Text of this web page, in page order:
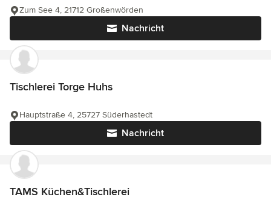
Nachricht
Zum See 4, 21712 Großenwörden
Tischlerei Torge Huhs
Nachricht
Hauptstraße 4, 25727 Süderhastedt
TAMS Küchen&Tischlerei